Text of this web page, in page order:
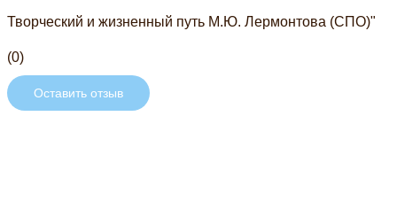
Творческий и жизненный путь М.Ю. Лермонтова (СПО)"
(0)
Оставить отзыв